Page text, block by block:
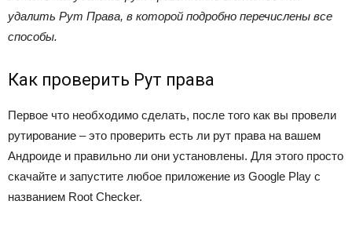
удалить Рут Права, в которой подробно перечислены все
способы.
Как проверить Рут права
Первое что необходимо сделать, после того как вы провели
рутирование – это проверить есть ли рут права на вашем
Андроиде и правильно ли они установлены. Для этого просто
скачайте и запустите любое приложение из Google Play с
названием Root Checker.